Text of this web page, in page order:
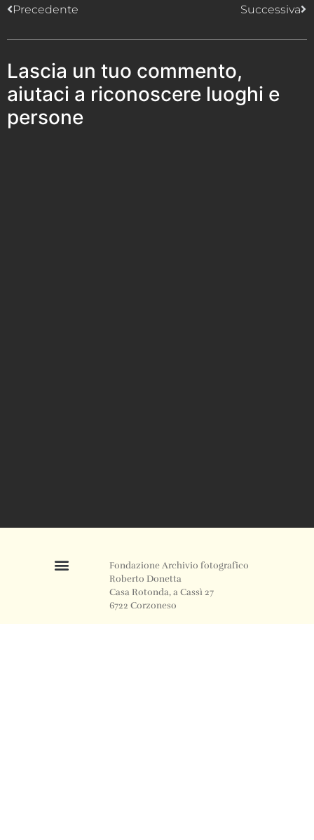
Precedente Successiva
Lascia un tuo commento,
aiutaci a riconoscere luoghi e
persone
Fondazione Archivio fotografico
Roberto Donetta
Casa Rotonda, a Cassì 27
6722 Corzoneso